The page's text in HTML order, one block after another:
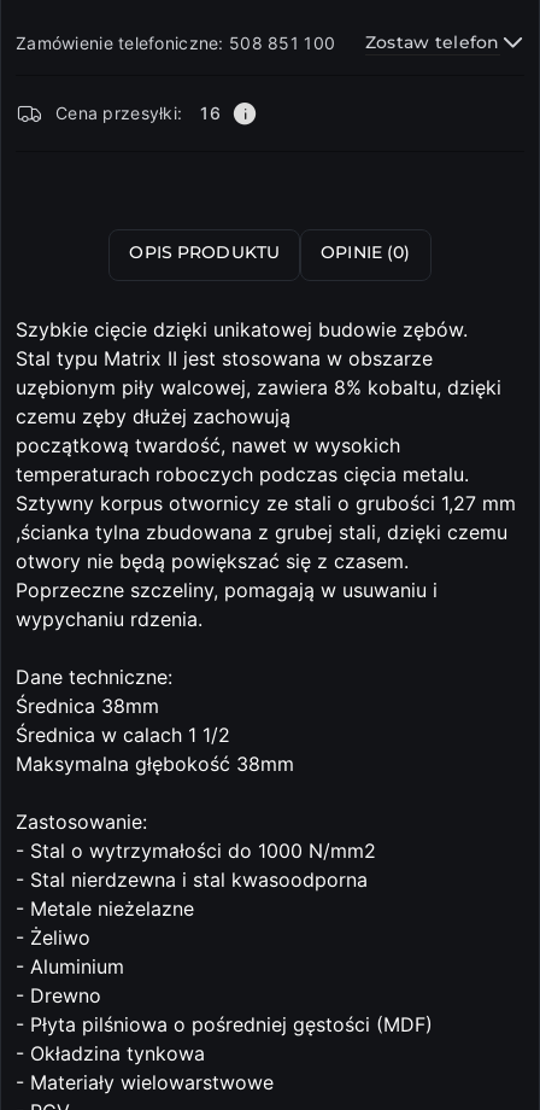
Zamówienie telefoniczne: 508 851 100 Zostaw telefon
i
Cena przesyłki: 16
OPIS PRODUKTU OPINIE (0)
Szybkie cięcie dzięki unikatowej budowie zębów.
Stal typu Matrix II jest stosowana w obszarze
uzębionym piły walcowej, zawiera 8% kobaltu, dzięki
czemu zęby dłużej zachowują
początkową twardość, nawet w wysokich
temperaturach roboczych podczas cięcia metalu.
Sztywny korpus otwornicy ze stali o grubości 1,27 mm
,ścianka tylna zbudowana z grubej stali, dzięki czemu
otwory nie będą powiększać się z czasem.
Poprzeczne szczeliny, pomagają w usuwaniu i
wypychaniu rdzenia.
Dane techniczne:
Średnica 38mm
Średnica w calach 1 1/2
Maksymalna głębokość 38mm
Zastosowanie:
- Stal o wytrzymałości do 1000 N/mm2
- Stal nierdzewna i stal kwasoodporna
- Metale nieżelazne
- Żeliwo
- Aluminium
- Drewno
- Płyta pilśniowa o pośredniej gęstości (MDF)
- Okładzina tynkowa
- Materiały wielowarstwowe